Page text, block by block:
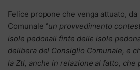
Felice propone che venga attuato,
Comunale “un provvedimento
isole pedonali finte delle isole
delibera del Consiglio Comunale, e
la Ztl, anche in relazione al fatto, che